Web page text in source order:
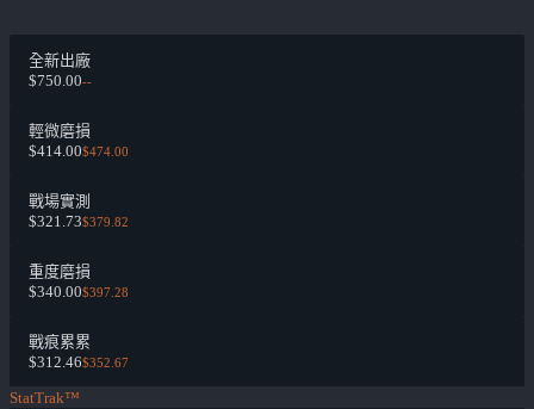
全新出廠
$750.00--
輕微磨損
$414.00$474.00
戰場實測
$321.73$379.82
重度磨損
$340.00$397.28
戰痕累累
$312.46$352.67
StatTrak™